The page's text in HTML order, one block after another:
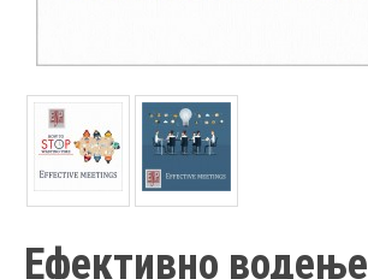
Ефективно водење